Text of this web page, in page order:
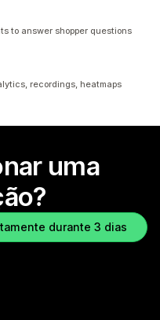
to answer shopper questions
recordings, heatmaps
uma
durante 3 dias